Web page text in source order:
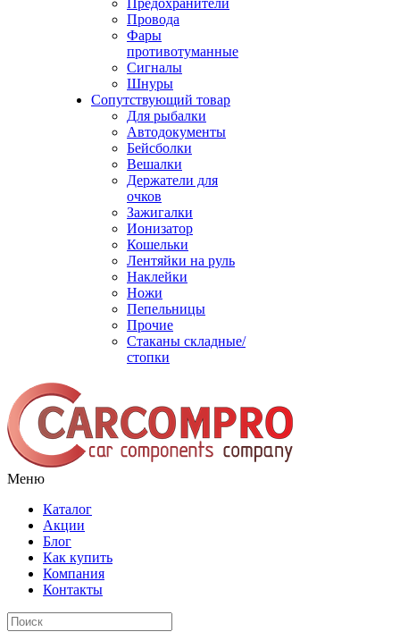
Предохранители
Провода
Фары
противотуманные
Сигналы
Шнуры
Сопутствующий товар
Для рыбалки
Автодокументы
Бейсболки
Вешалки
Держатели для
очков
Зажигалки
Ионизатор
Кошельки
Лентяйки на руль
Наклейки
Ножи
Пепельницы
Прочие
Стаканы складные/
стопки
Меню
Каталог
Акции
Блог
Как купить
Компания
Контакты